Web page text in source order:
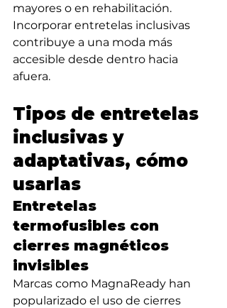
mayores o en rehabilitación.
Incorporar entretelas inclusivas
contribuye a una moda más
accesible desde dentro hacia
afuera.
Tipos de entretelas
inclusivas y
adaptativas, cómo
usarlas
Entretelas
termofusibles con
cierres magnéticos
invisibles
Marcas como MagnaReady han
popularizado el uso de cierres